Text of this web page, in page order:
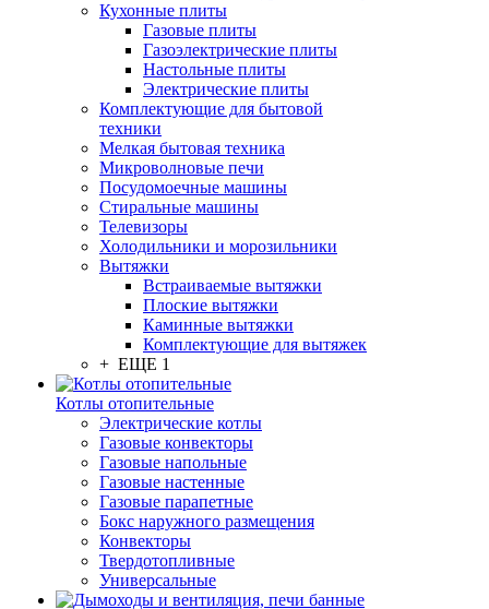
Кухонные плиты
Газовые плиты
Газоэлектрические плиты
Настольные плиты
Электрические плиты
Комплектующие для бытовой
техники
Мелкая бытовая техника
Микроволновые печи
Посудомоечные машины
Стиральные машины
Телевизоры
Холодильники и морозильники
Вытяжки
Встраиваемые вытяжки
Плоские вытяжки
Каминные вытяжки
Комплектующие для вытяжек
+ ЕЩЕ 1
Котлы отопительные
Электрические котлы
Газовые конвекторы
Газовые напольные
Газовые настенные
Газовые парапетные
Бокс наружного размещения
Конвекторы
Твердотопливные
Универсальные